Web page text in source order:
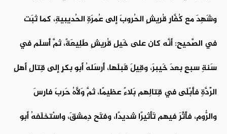
وشَهِدَ مع كُفَّارِ قُريشٍ الحُروبَ إلى عُمرَةِ الحُديبيةِ، كما ثبَت
في الصَّحيحِ: أنَّه كان على خَيلِ قُريشٍ طَلِيعَةً، ثمَّ أَسلَم في
سَنةِ سبعٍ بعدَ خَيبرَ، وقِيلَ قَبلَها، أَرسَلهُ أبو بكرٍ إلى قِتالِ أهلِ
الرِّدَّةِ فأَبْلَى في قِتالِهم بَلاءً عظيمًا، ثمَّ وَلَّاهُ حَربَ فارِسَ
والرُّومِ، فأَثَّرَ فيهم تَأثيرًا شديدًا، وفتَح دِمشقَ، واسْتخلَفهُ أبو